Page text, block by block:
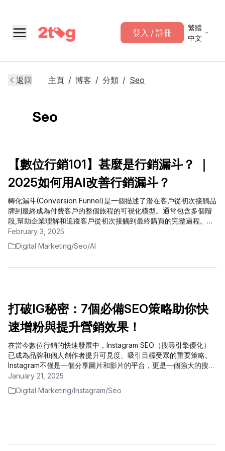
繁體
中文
登入 / 註冊
返回 主頁 / 博客 / 分類 / Seo
Seo
【數位行銷101】甚麼是行銷漏斗？ ｜
2025如何用AI改善行銷漏斗？
轉化漏斗(Conversion Funnel)是一個描述了潛在客戶從初次接觸品
牌到最終成為付費客戶的整個旅程的可視化模型。通常包含多個階
段,幫助企業理解和追蹤客戶從初次接觸到最終購買的完整過程。利
用轉化漏斗可針對營業額的提升。
February 3, 2025
Digital Marketing/Seo/AI
打破IG秘密：7個必備SEO策略助你快
速增粉與提升營銷效果！
在當今數位行銷的快速發展中，Instagram SEO（搜尋引擎優化）
已成為品牌和個人創作者提升可見度、吸引目標受眾的重要策略。
Instagram不僅是一個分享圖片和影片的平台，更是一個強大的搜尋
工具。透過正確的SEO策略，您可以讓您的內容更容易被發現，從
而提升品牌影響力、增加粉絲數量，甚至提高銷售轉化率。以下將
深入探討如何運用Instagram SEO來優化您的帳號和內容。
January 21, 2025
Digital Marketing/Instagram/Seo